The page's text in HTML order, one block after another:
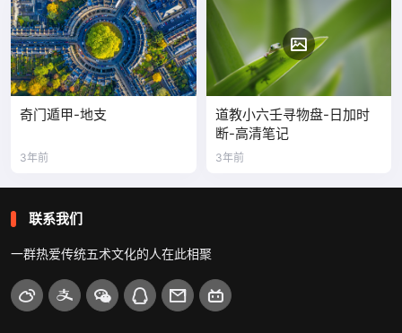
奇门遁甲-地支
3年前
道教小六壬寻物盘-日加时
断-高清笔记
3年前
联系我们
一群热爱传统五术文化的人在此相聚